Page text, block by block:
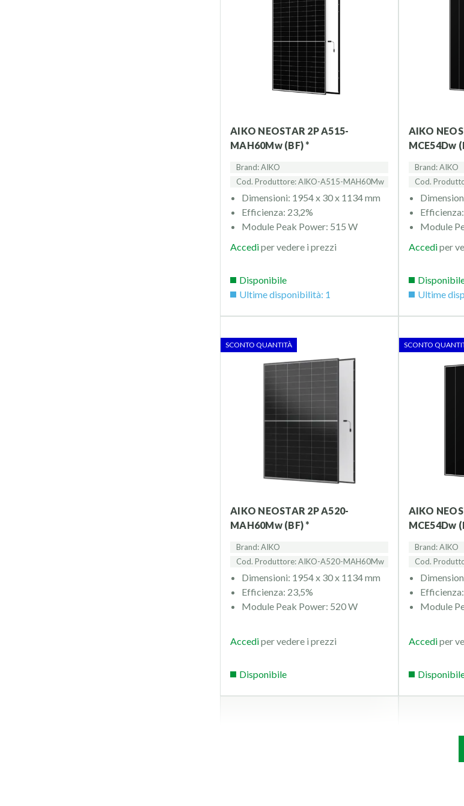
AIKO NEOSTAR 2P A515-
MAH60Mw (BF) *
Brand: AIKO
Cod. Produttore: AIKO-A515-MAH60Mw
Dimensioni: 1954 x 30 x 1134 mm
Efficienza: 23,2%
Module Peak Power: 515 W
Accediper vedere i prezzi
Disponibile
Ultime disponibilità: 1
AIKO NEOSTAR 3P+ A475-
MCE54Dw
Brand: AIKO
Cod.
Module
Accediper
Ultime
SCONTO QUANTITÀ
AIKO NEOSTAR 2P A520-
MAH60Mw (BF) *
Brand: AIKO
Cod. Produttore: AIKO-A520-MAH60Mw
Dimensioni: 1954 x 30 x 1134 mm
Efficienza: 23,5%
Module Peak Power: 520 W
Accediper vedere i prezzi
Disponibile
SCONTO
AIKO NEOSTAR 3P+ A490-
MCE54Dw
Brand: AIKO
Cod.
Module
Accediper